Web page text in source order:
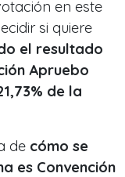
en este
si quiere
el resultado
Apruebo
de la
de cómo se
es Convención